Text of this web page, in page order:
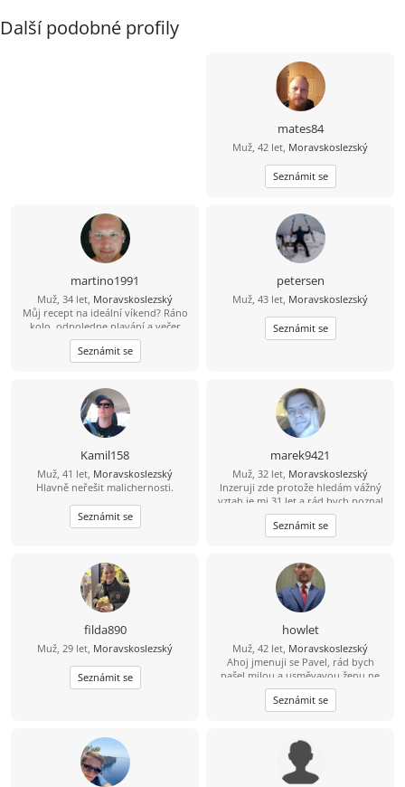
Další podobné profily
mates84
Muž, 42 let, Moravskoslezský
Seznámit se
martino1991
Muž, 34 let, Moravskoslezský
Můj recept na ideální víkend? Ráno
kolo, odpoledne plavání a večer
skvělá večeře. Výhoda pro tebe:
uvařím ji já. Když zrovna nejsem v
kuchyni, dost možná mě najdeš s
horách :). Hledám životní
partnerku.Umíš ocenit muže, co umí
uvařit i něco jiného než čaj a
instantní polévku? ????“
Seznámit se
petersen
Muž, 43 let, Moravskoslezský
Seznámit se
Kamil158
Muž, 41 let, Moravskoslezský
Hlavně neřešit malichernosti.
Seznámit se
marek9421
Muž, 32 let, Moravskoslezský
Inzeruji zde protože hledám vážný
vztah je mi 31 let a rád bych poznal
tu pravou. Abych byl řekl pravdu
mám epilepsii od 15 let takže bydlím
s mamkou v Havířově nemějte mi to
myslí vážně. Jinak mezi mé koníčky
patří čtení mangy a anime občas
pečení (hlavně sladkého) Pokud jsi
člověk s kterým se dá sednout
normálně se sním bavit smát a
budovat vztah budu rád za tvou
odpověď.
Seznámit se
filda890
Muž, 29 let, Moravskoslezský
Seznámit se
howlet
Muž, 42 let, Moravskoslezský
Ahoj jmenuji se Pavel, rád bych
našel milou a usměvavou ženu ne
jen na pokec ale pokud možno i na
vážný vztah mezi 26 a 49 lety, pokud
budeš chtít ozvi se, budu moc rád
Seznámit se